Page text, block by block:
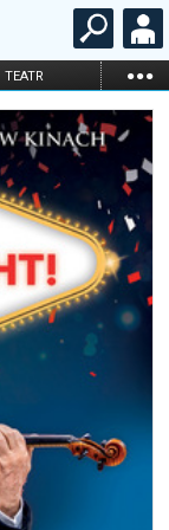
TEATR ...
UP
KARNETY